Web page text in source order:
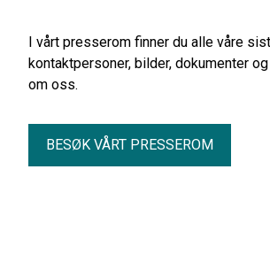
125,3
16).
kroner og
I vårt presserom finner du alle våre
kontaktpersoner, bilder, dokumenter
om oss.
BESØK VÅRT PRESSEROM